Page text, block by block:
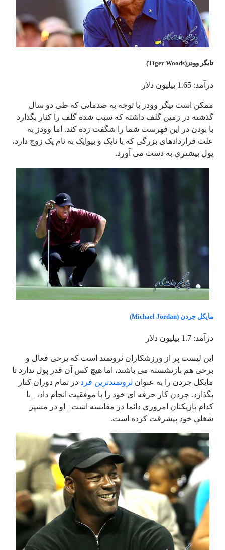
تایگر وودز(Tiger Woods)
درآمد: 1.65 بیلیون دلار
ممکن است تیگر وودز با توجه به صدماتی که طی دو سال
گذشته در زمین گلف داشته که سبب شده گلف را کنار بگذارد
با بودن در این فهرست شما را شگفت زده کند. اما وودز به
علت قراردادهای بزرگی که با نایک و بیوایک به نام یک زوج دارد،
پول بیشتری به دست می آورد.
مایکل جردن (Michael Jordan)
درآمد: 1.7 بیلیون دلار
این لیست پر از ورزشکاران ثروتمند است که برخی فعال و
برخی هم بازنشسته می باشند، اما هیچ کس آن قدر پول ندارد تا
مایکل جردن را به عنوان ثروتمندترین فرد در تمام دوران کنار
بگذارد. جردن کار حرفه ای خود را با موفقیت انجام داد، _با
کدام بازیکنان امروزی دائما در مقایسه است_ او در مسیر
شغلی خود پیشرفت کرده است.